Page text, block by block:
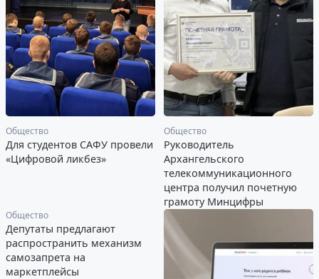
Общество
Для студентов САФУ провели
«Цифровой ликбез»
Общество
Руководитель
Архангельского
телекоммуникационного
центра получил почетную
грамоту Минцифры
Общество
Депутаты предлагают
распространить механизм
самозапрета на
маркетплейсы